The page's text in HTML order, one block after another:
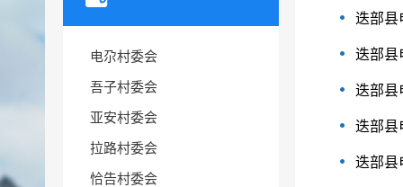
电尕村委会
吾子村委会
亚安村委会
拉路村委会
恰告村委会
迭部县
迭部县
迭部县
迭部县
迭部县